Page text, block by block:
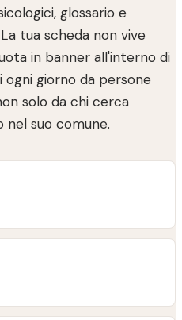
glossario e
tua scheda non vive
in banner all'interno di
giorno da persone
solo da chi cerca
suo comune.